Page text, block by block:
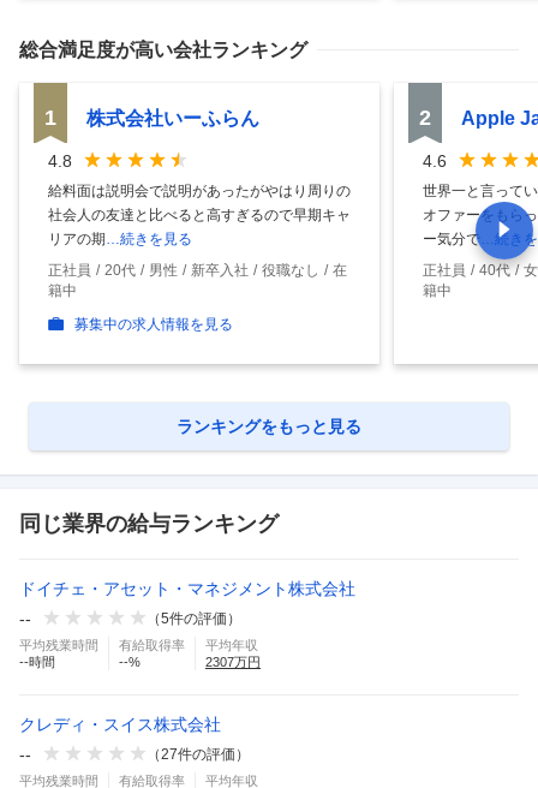
総合満足度が高い会社ランキング
1 株式会社いーふらん
4.8
給料面は説明会で説明があったがやはり周りの
社会人の友達と比べると高すぎるので早期キャ
リアの期 …続きを見る
正社員
20代 男性 新卒入社 役職なし
在
籍中
募集中の求人情報を見る
2 Apple
4.6
世界一と言って
オファーをもら
ー気分で …続き
正社員
40代
籍中
ランキングをもっと見る
同じ業界の給与ランキング
ドイチェ・アセット・マネジメント株式会社
--
（5件の評価）
平均残業時間
--時間
有給取得率
--%
平均年収
2307万円
クレディ・スイス株式会社
--
（27件の評価）
平均残業時間
有給取得率
平均年収